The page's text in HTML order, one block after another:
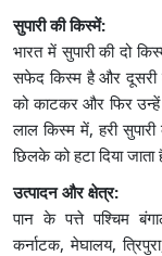
सुपारी की किस्में:
भारत में सुपारी की दो
सफेद किस्म है और दूसरी
को काटकर और फिर
लाल किस्म में, हरी
छिलके को हटा दिया जाता
उत्पादन और क्षेत्र:
पान के पत्ते पश्चिम
कर्नाटक, मेघालय,